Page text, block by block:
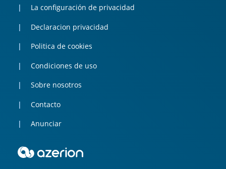
La configuración de privacidad
Declaracion privacidad
Politica de cookies
Condiciones de uso
Sobre nosotros
Contacto
Anunciar